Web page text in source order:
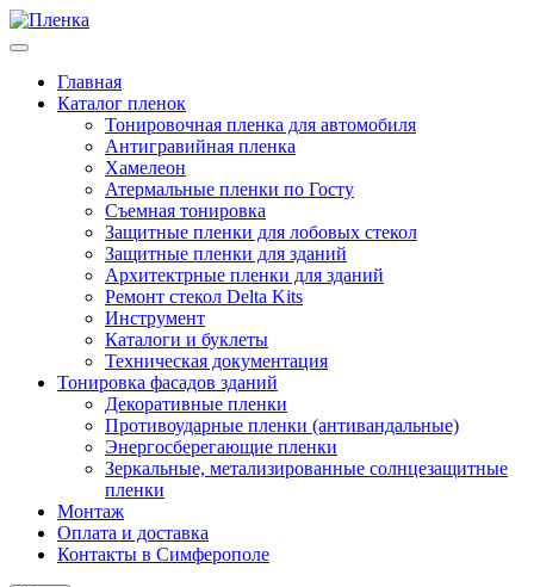
Главная
Каталог пленок
Тонировочная пленка для автомобиля
Антигравийная пленка
Хамелеон
Атермальные пленки по Госту
Съемная тонировка
Защитные пленки для лобовых стекол
Защитные пленки для зданий
Архитектрные пленки для зданий
Ремонт стекол Delta Kits
Инструмент
Каталоги и буклеты
Техническая документация
Тонировка фасадов зданий
Декоративные пленки
Противоударные пленки (антивандальные)
Энергосберегающие пленки
Зеркальные, метализированные солнцезащитные
пленки
Монтаж
Оплата и доставка
Контакты в Симферополе